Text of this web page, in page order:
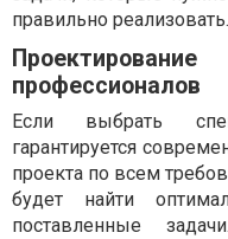
правильно реализовать.
профессионалов
Если выбрать
гарантируется
проекта по всем
будет найти
поставленные